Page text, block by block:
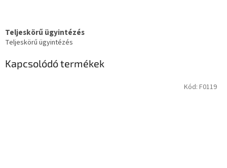
Teljeskörű ügyintézés
Teljeskörű ügyintézés
Kapcsolódó termékek
Kód: F0119